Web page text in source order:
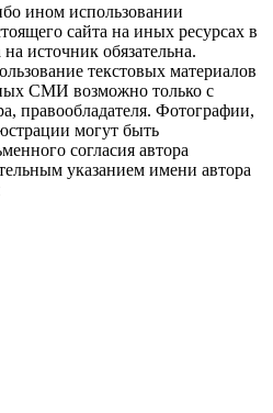
ином использовании
сайта на иных ресурсах в
источник обязательна.
текстовых материалов
СМИ возможно только с
правообладателя. Фотографии,
могут быть
согласия автора
указанием имени автора